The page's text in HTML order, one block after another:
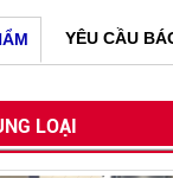
YÊU CẦU
LOẠI